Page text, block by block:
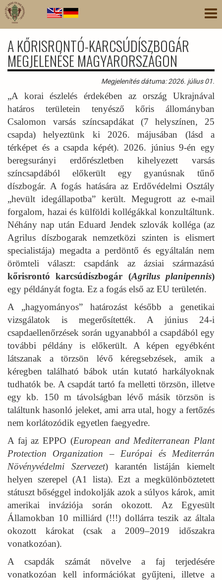
Ugrás
tartalomra
A KŐRISRONTÓ-KARCSÚDÍSZBOGÁR
MEGJELENÉSE MAGYARORSZÁGON
Megjelenítés dátuma: 2026. július 01.
„A korai észlelés érdekében az ország Ukrajnával
határos területein tenyésző kőris állományban
Csalomon varsás színcsapdákat (7 helyszínen, 25
csapda) helyeztünk ki 2026. májusában (lásd a
térképet és a csapda képét). 2026. június 9-én egy
beregsurányi erdőrészletben kihelyezett varsás
színcsapdából előkerült egy gyanúsnak tűnő
díszbogár. A fogás hatására az Erdővédelmi Osztály
„hevült idegállapotba” került. Megugrott az e-mail
forgalom, hazai és külföldi kollégákkal konzultáltunk.
Néhány nap után Eduard Jendek szlovák kolléga (az
Agrilus díszbogarak nemzetközi szinten is elismert
specialistája) megadta a perdöntő és egyáltalán nem
örömteli választ: csapdánk az ázsiai származású
kőrisrontó karcsúdíszbogár (Agrilus planipennis)
egy példányát fogta. Ez a fogás első az EU területén.
A „hagyományos” határozást később a genetikai
vizsgálatok is megerősítették. A június 24-i
csapdaellenőrzések során ugyanabból a csapdából egy
további példány is előkerült. A képen egyébként
látszanak a törzsön lévő kéregsebzések, amik a
kéregben található bábok után kutató harkályoknak
tudhatók be. A csapdát tartó fa melletti törzsön, illetve
egy kb. 150 m távolságban lévő másik törzsön is
találtunk hasonló jeleket, ami arra utal, hogy a fertőzés
nem korlátozódik egyetlen faegyedre.
A faj az EPPO (European and Mediterranean Plant
Protection Organization – Európai és Mediterrán
Növényvédelmi Szervezet) karantén listáján kiemelt
helyen szerepel (A1 lista). Ezt a megkülönböztetett
státuszt bőséggel indokolják azok a súlyos károk, amit
amerikai inváziója során okozott. Az Egyesült
Államokban 10 milliárd (!!!) dollárra teszik az általa
okozott károkat (csak a 2009–2019 időszakra
vonatkozóan).
A csapdák számát növelve a faj terjedésére
vonatkozóan kell információkat gyűjteni, illetve a